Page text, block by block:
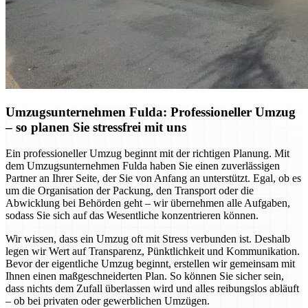
Umzugsunternehmen Fulda: Professioneller Umzug
– so planen Sie stressfrei mit uns
Ein professioneller Umzug beginnt mit der richtigen Planung. Mit
dem Umzugsunternehmen Fulda haben Sie einen zuverlässigen
Partner an Ihrer Seite, der Sie von Anfang an unterstützt. Egal, ob es
um die Organisation der Packung, den Transport oder die
Abwicklung bei Behörden geht – wir übernehmen alle Aufgaben,
sodass Sie sich auf das Wesentliche konzentrieren können.
Wir wissen, dass ein Umzug oft mit Stress verbunden ist. Deshalb
legen wir Wert auf Transparenz, Pünktlichkeit und Kommunikation.
Bevor der eigentliche Umzug beginnt, erstellen wir gemeinsam mit
Ihnen einen maßgeschneiderten Plan. So können Sie sicher sein,
dass nichts dem Zufall überlassen wird und alles reibungslos abläuft
– ob bei privaten oder gewerblichen Umzügen.